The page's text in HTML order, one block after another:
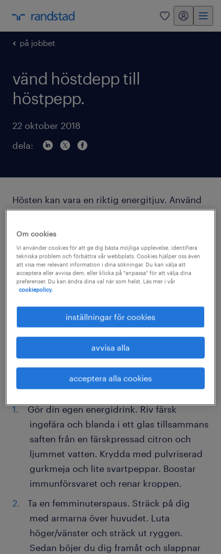
0 mitt randstad
på jobbet
vänd höstdepp till
höstpepp.
22 oktober 2018
dela:
Hösten kan vara en riktig energitjuv. Använd
med energi, hålla förkylningen borta och
boosta humöret genom hela arbetsdagen.
Och hela hösten!
Gör din egen energidrink. Riv färsk
ingefära och blanda i ett glas tillsammans
saften från en färskpressad citron och
ljummet vatten. Krydda med pulvriserad
gurkmeja och lite svartpeppar. Boostar
immunförsvaret och renar kroppen.
Ta en femminuterspaus. Sträck på dig
med armarna över huvudet. Luta
höger/vänster och sträck ut ryggen.
Sedan böjer du dig framåt och slappnar
Om cookies
Vi använder cookies för att ge dig bästa möjliga upplevelse, identifiera
tekniska problem och förbättra vår webbplats. Cookies hjälper oss även
att visa mer relevant information i dina sökningar. Du kan välja att
acceptera eller avvisa dem, eller klicka på "anpassa" för att välja dina
preferenser. Du kan ändra dina val när som helst. Läs mer i vår
cookiepolicy.
inställningar för cookies
avvisa alla
acceptera alla cookies